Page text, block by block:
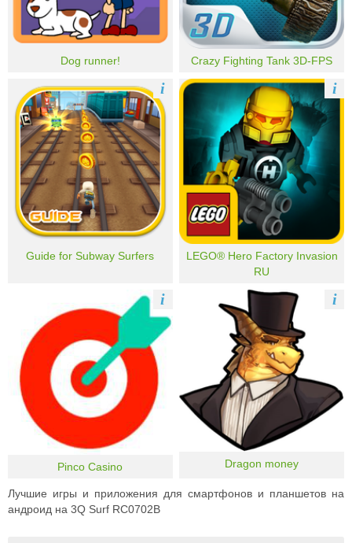
Dog runner! Crazy Fighting Tank 3D-FPS
Guide for Subway Surfers
i
LEGO® Hero Factory Invasion
RU
i
Pinco Casino
i
Dragon money
i
Лучшие игры и приложения для смартфонов и планшетов на
андроид на 3Q Surf RC0702B